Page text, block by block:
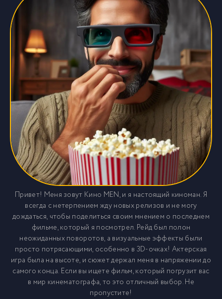
Привет! Меня зовут Кино MEN, и я настоящий киноман. Я
всегда с нетерпением жду новых релизов и не могу
дождаться, чтобы поделиться своим мнением о последнем
фильме, который я посмотрел. Рейд был полон
неожиданных поворотов, а визуальные эффекты были
просто потрясающими, особенно в 3D-очках! Актерская
игра была на высоте, и сюжет держал меня в напряжении до
самого конца. Если вы ищете фильм, который погрузит вас
в мир кинематографа, то это отличный выбор. Не
пропустите!